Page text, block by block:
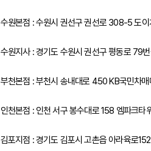
수원본점 : 수원시 권선구 권선로 308-5 도이
수원지사 : 경기도 수원시 권선구 평동로 79
부천본점 : 부천시 송내대로 450 KB국민차매
인천본점 : 인천 서구 봉수대로 158 엠파크타
김포지점 : 경기도 김포시 고촌읍 아라육로